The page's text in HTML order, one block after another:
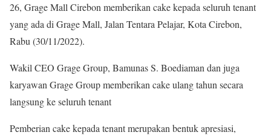
26, Grage Mall Cirebon memberikan cake kepada seluruh tenant
yang ada di Grage Mall, Jalan Tentara Pelajar, Kota Cirebon,
Rabu (30/11/2022).
Wakil CEO Grage Group, Bamunas S. Boediaman dan juga
karyawan Grage Group memberikan cake ulang tahun secara
langsung ke seluruh tenant
Pemberian cake kepada tenant merupakan bentuk apresiasi,